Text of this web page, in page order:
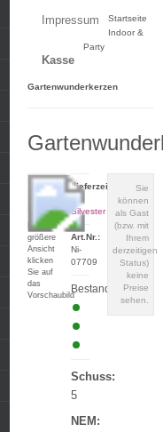
Impressum
Kasse
Startseite
Indoor &
Party
Gartenwunderkerzen
Für eine
größere
Ansicht
klicken
Sie auf
das
Vorschaubild
Sie
können
als Gast
(bzw. mit
Ihrem
derzeitigen
Status)
keine
Preise
sehen.
Lieferzeit:
zu
Silvester
Art.Nr.:
Ni-
07709
Bestand:
Schuss:
5
NEM: